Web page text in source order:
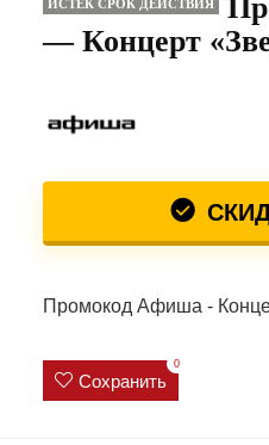
ИСТЕК СРОК ДЕЙСТВИЯ
— Концерт
Промокод Афиша -
Сохранить
0